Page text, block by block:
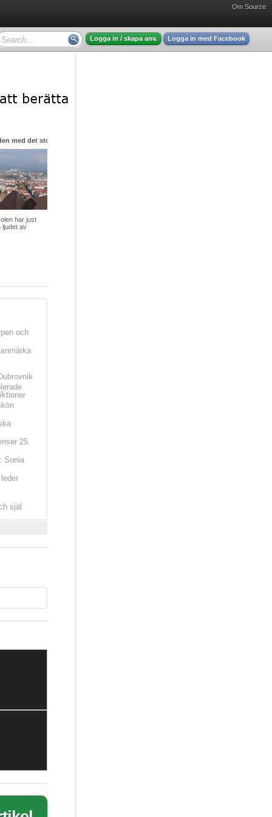
Om Sourze
Logga in / skapa anv. Logga in med Facebook
med det stora hjärtat
har just
ljudet av
och
25
Sonia
själ